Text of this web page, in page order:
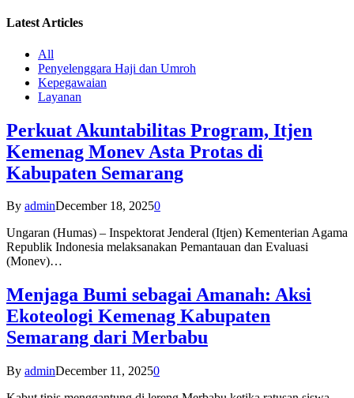
Latest Articles
All
Penyelenggara Haji dan Umroh
Kepegawaian
Layanan
Perkuat Akuntabilitas Program, Itjen
Kemenag Monev Asta Protas di
Kabupaten Semarang
By adminDecember 18, 20250
Ungaran (Humas) – Inspektorat Jenderal (Itjen) Kementerian Agama
Republik Indonesia melaksanakan Pemantauan dan Evaluasi
(Monev)…
Menjaga Bumi sebagai Amanah: Aksi
Ekoteologi Kemenag Kabupaten
Semarang dari Merbabu
By adminDecember 11, 20250